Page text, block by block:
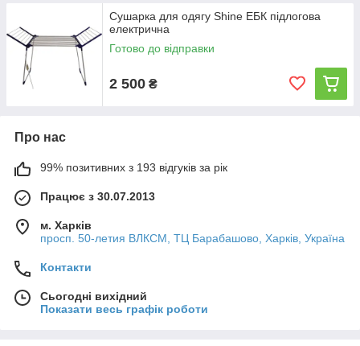
Сушарка для одягу Shine ЕБК підлогова
електрична
Готово до відправки
2 500 ₴
Про нас
99% позитивних з 193 відгуків за рік
Працює з 30.07.2013
м. Харків
просп. 50-летия ВЛКСМ, ТЦ Барабашово, Харків, Україна
Контакти
Сьогодні вихідний
Показати весь графік роботи